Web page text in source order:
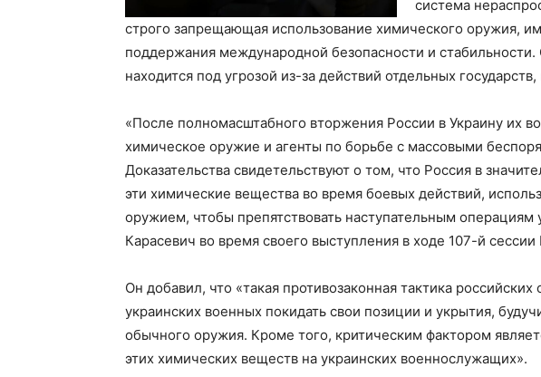
система
строго запрещающая использование химического оружия,
поддержания международной безопасности и стабильности.
находится под угрозой из-за действий отдельных
«После полномасштабного вторжения России в Украину их
химическое оружие и агенты по борьбе с массовыми
Доказательства свидетельствуют о том, что Россия в
эти химические вещества во время боевых действий,
оружием, чтобы препятствовать наступательным операциям
Карасевич во время своего выступления в ходе 107-й
Он добавил, что «такая противозаконная тактика российских
украинских военных покидать свои позиции и укрытия,
обычного оружия. Кроме того, критическим фактором
этих химических веществ на украинских военнослужащих».